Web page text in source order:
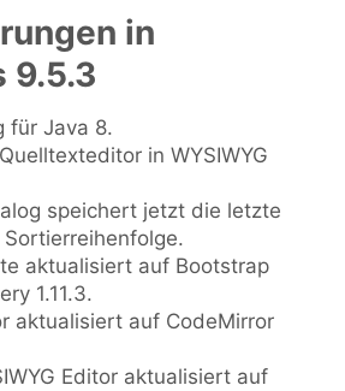
in
9.5.3
für Java 8.
in WYSIWYG
speichert jetzt die letzte
aktualisiert auf Bootstrap
1.11.3.
aktualisiert auf CodeMirror
Editor aktualisiert auf